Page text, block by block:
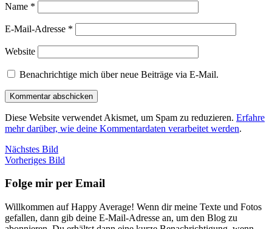
Name *
E-Mail-Adresse *
Website
Benachrichtige mich über neue Beiträge via E-Mail.
Diese Website verwendet Akismet, um Spam zu reduzieren. Erfahre
mehr darüber, wie deine Kommentardaten verarbeitet werden.
Nächstes Bild
Vorheriges Bild
Folge mir per Email
Willkommen auf Happy Average! Wenn dir meine Texte und Fotos
gefallen, dann gib deine E-Mail-Adresse an, um den Blog zu